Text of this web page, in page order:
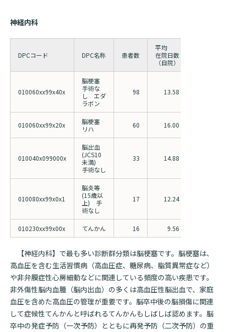
神経内科
DPCコード DPC名称 患者数
平均
在院日数
（自院）
010060xx99x40x
脳梗塞
手術な
し エダ
ラボン
98 13.58
010060xx99x20x
脳梗塞
リハ
60 16.00
010040x099000x
脳出血
(JCS10
未満)
手術なし
33 14.88
010080xx99x0x1
脳炎等
(15歳以
上) 手
術なし
17 12.24
010230xx99x00x てんかん 16 9.56
【神経内科】で最も多い診断群分類は脳梗塞です。脳梗塞は、
高血圧を含む生活習慣病（高血圧症、糖尿病、脂質異常症など）
や非弁膜症性心房細動などに関連している頻度の高い疾患です。
非外傷性脳内血腫（脳内出血）の多くは高血圧性脳出血で、家庭
血圧を含めた高血圧の管理が重要です。脳卒中後の脳損傷に関連
して症候性てんかんと呼ばれるてんかんもしばしば認めます。脳
卒中の発症予防（一次予防）とともに再発予防（二次予防）の重